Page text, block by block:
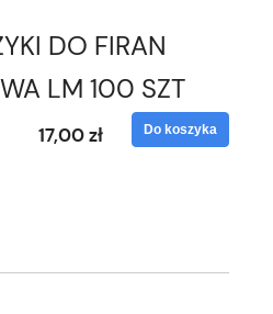
DO FIRAN
LM 100 SZT
17,00 zł Do koszyka